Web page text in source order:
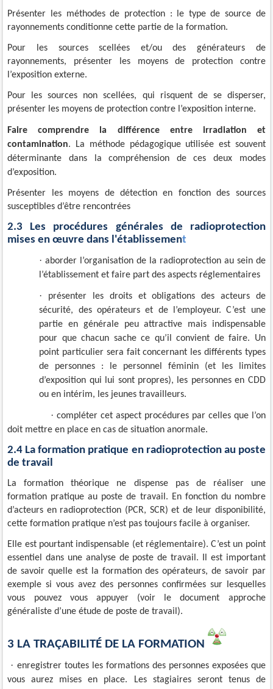
Présenter les méthodes de protection : le type de source de
rayonnements conditionne cette partie de la formation.
Pour les sources scellées et/ou des générateurs de
rayonnements, présenter les moyens de protection contre
l’exposition externe.
Pour les sources non scellées, qui risquent de se disperser,
présenter les moyens de protection contre l’exposition interne.
Faire comprendre la différence entre irradiation et
contamination. La méthode pédagogique utilisée est souvent
déterminante dans la compréhension de ces deux modes
d’exposition.
Présenter les moyens de détection en fonction des sources
susceptibles d’être rencontrées
2.3 Les procédures générales de radioprotection
mises en œuvre dans l'établissement
·aborder l’organisation de la radioprotection au sein de
l’établissement et faire part des aspects réglementaires
· présenter les droits et obligations des acteurs de
sécurité, des opérateurs et de l’employeur. C’est une
partie en générale peu attractive mais indispensable
pour que chacun sache ce qu’il convient de faire. Un
point particulier sera fait concernant les différents types
de personnes : le personnel féminin (et les limites
d’exposition qui lui sont propres), les personnes en CDD
ou en intérim, les jeunes travailleurs.
· compléter cet aspect procédures par celles que l’on
doit mettre en place en cas de situation anormale.
2.4 La formation pratique en radioprotection au poste
de travail
La formation théorique ne dispense pas de réaliser une
formation pratique au poste de travail. En fonction du nombre
d’acteurs en radioprotection (PCR, SCR) et de leur disponibilité,
cette formation pratique n’est pas toujours facile à organiser.
Elle est pourtant indispensable (et réglementaire). C’est un point
essentiel dans une analyse de poste de travail. Il est important
de savoir quelle est la formation des opérateurs, de savoir par
exemple si vous avez des personnes confirmées sur lesquelles
vous pouvez vous appuyer (voir le document approche
généraliste d’une étude de poste de travail).
3 LA TRAÇABILITÉ DE LA FORMATION
· enregistrer toutes les formations des personnes exposées que
vous aurez mises en place. Les stagiaires seront tenus de